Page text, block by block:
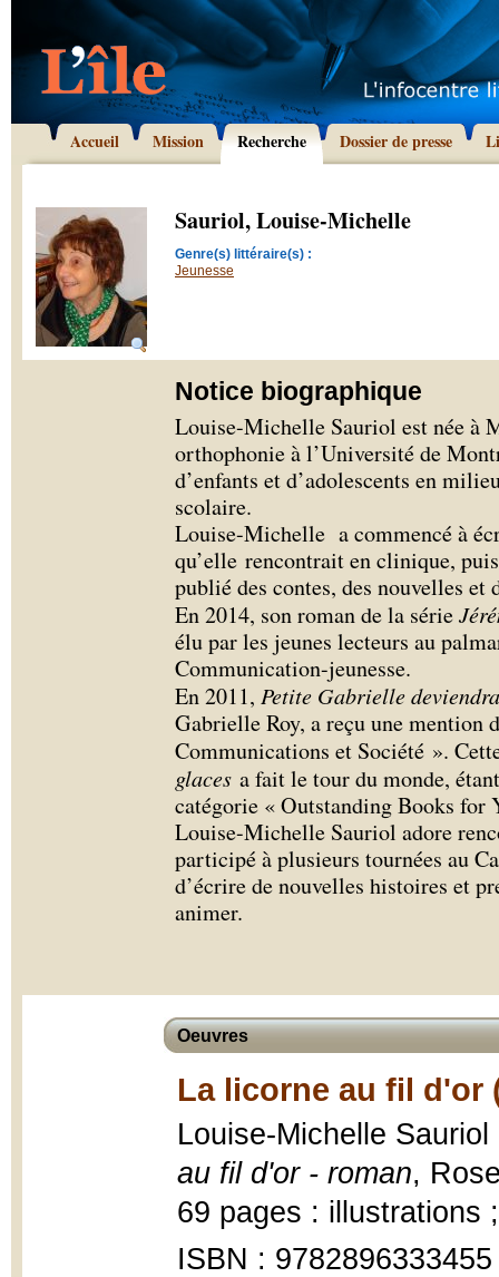
Accueil Mission Recherche Dossier de presse
Sauriol, Louise-Michelle
Genre(s) littéraire(s) :
Jeunesse
Notice biographique
Louise-Michelle Sauriol est née à
orthophonie à l’Université de
d’enfants et d’adolescents en
scolaire.
Louise-Michelle a commencé à
qu’elle rencontrait en clinique,
publié des contes, des nouvelles et
En 2014, son roman de la série
élu par les jeunes lecteurs au
Communication-jeunesse.
En 2011, Petite Gabrielle
Gabrielle Roy, a reçu une mention
Communications et Société ».
glaces a fait le tour du monde,
catégorie « Outstanding Books
Louise-Michelle Sauriol adore
participé à plusieurs tournées au
d’écrire de nouvelles histoires et
animer.
Oeuvres
La licorne au fil d'or
Louise-Michelle
au fil d'or - roman,
69 pages : illustrations
ISBN : 9782896333455